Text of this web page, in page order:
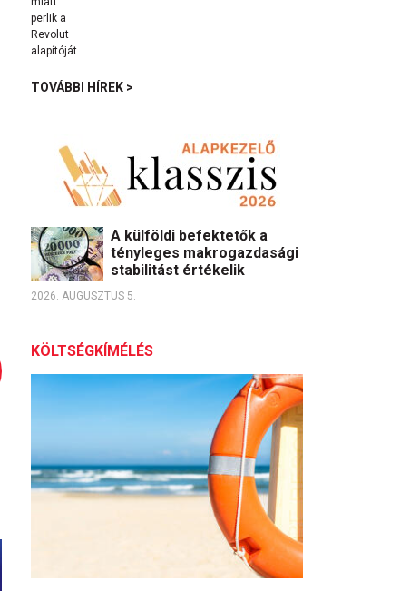
TOVÁBBI HÍREK >
A külföldi befektetők a
tényleges makrogazdasági
stabilitást értékelik
2026. AUGUSZTUS 5.
KÖLTSÉGKÍMÉLÉS